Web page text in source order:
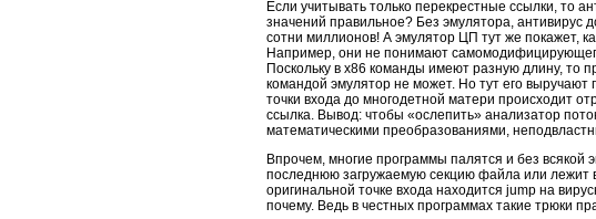
Если учитывать только перекрестные ссылки, то
значений правильное? Без эмулятора, антивирус
сотни миллионов! А эмулятор ЦП тут же покажет,
Например, они не понимают
Поскольку в x86 команды имеют разную длину, то
командой эмулятор не может. Но тут его
точки входа до многодетной матери происходит
ссылка. Вывод: чтобы «ослепить» анализатор
математическими преобразованиями,
Впрочем, многие программы палятся и без всякой
последнюю загружаемую секцию файла или лежит
оригинальной точке входа находится jump на
почему. Ведь в честных программах такие трюки